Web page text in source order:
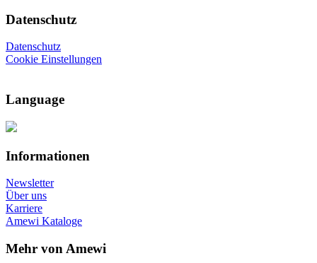
Datenschutz
Datenschutz
Cookie Einstellungen
Language
Informationen
Newsletter
Über uns
Karriere
Amewi Kataloge
Mehr von Amewi